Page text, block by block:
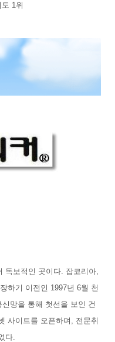
1위
독보적인 곳이다. 잡코리아,
하기 이전인 1997년 6월 천
망을 통해 첫선을 보인 건
사이트를 오픈하며, 전문취
다.